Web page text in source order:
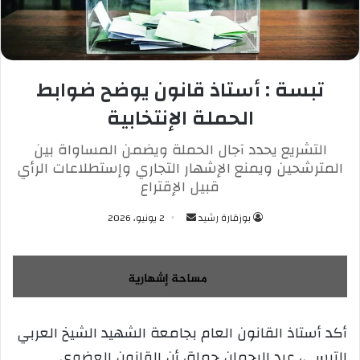
تبسة : أستاذ قانون يوضح ضوابط
الحملة الإنتخابية
التشريع يحدد آجال الحملة ويضمن المساواة بين
المترشحين ويمنع الإشهار التجاري وإستطلاعات الرأي
قبيل الإقتراع
بوزقارة رشيد
س
ل
ب
ي
د
2 يونيو، 2026
أكد أستاذ القانون العام بجامعة الشهيد الشيخ العربي